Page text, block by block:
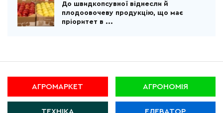
До швидкопсувної віднесли й
плодоовочеву продукцію, що має
пріоритет в ...
АГРОМАРКЕТ АГРОНОМІЯ